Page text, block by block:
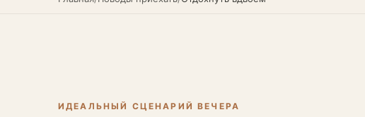
ИДЕАЛЬНЫЙ СЦЕНАРИЙ ВЕЧЕРА